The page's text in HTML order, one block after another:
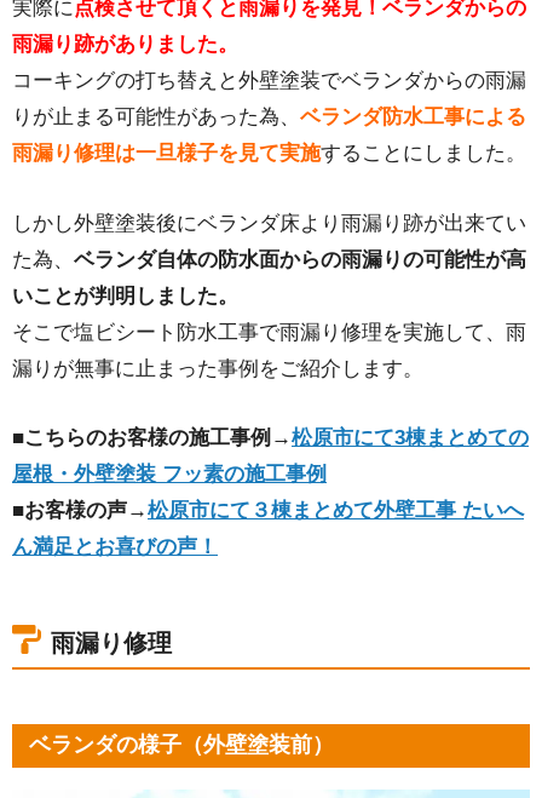
実際に点検させて頂くと雨漏りを発見！ ベランダからの
雨漏り跡がありました。
コーキングの打ち替えと外壁塗装でベランダからの雨漏
りが止まる可能性があった為、 ベランダ防水工事による
雨漏り修理は一旦様子を見て実施することにしました。
しかし外壁塗装後にベランダ床より雨漏り跡が出来てい
た為、 ベランダ自体の防水面からの雨漏りの可能性が高
いことが判明しました。
そこで塩ビシート防水工事で雨漏り修理を実施して、雨
漏りが無事に止まった事例をご紹介します。
■こちらのお客様の施工事例→松原市にて3棟まとめての
屋根・外壁塗装 フッ素の施工事例
■お客様の声→松原市にて３棟まとめて外壁工事 たいへ
ん満足とお喜びの声！
雨漏り修理
ベランダの様子（外壁塗装前）